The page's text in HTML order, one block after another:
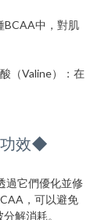
BCAA中，對肌
（Valine）：在
功效◆
過它們優化並修
，可以避免
解消耗。